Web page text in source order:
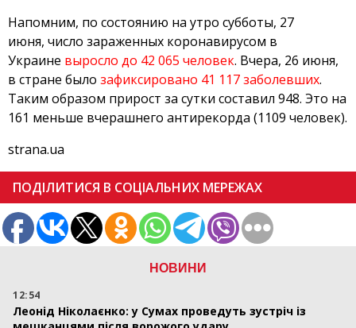
НОВИНИ
12:54
Леонід Ніколаєнко: у Сумах проведуть зустріч із
Напомним, по состоянию на утро субботы, 27
июня, число зараженных коронавирусом в
Украине выросло до 42 065 человек. Вчера, 26 июня,
в стране было зафиксировано 41 117 заболевших.
Таким образом прирост за сутки составил 948. Это на
161 меньше вчерашнего антирекорда (1109 человек).
strana.ua
ПОДІЛИТИСЯ В СОЦІАЛЬНИХ МЕРЕЖАХ